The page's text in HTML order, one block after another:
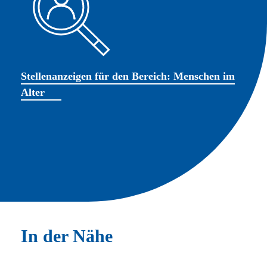
Stellenanzeigen für den Bereich: Menschen im
Alter
In der Nähe